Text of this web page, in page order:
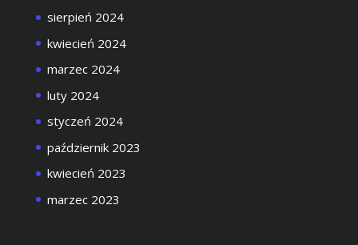
sierpień 2024
kwiecień 2024
marzec 2024
luty 2024
styczeń 2024
październik 2023
kwiecień 2023
marzec 2023